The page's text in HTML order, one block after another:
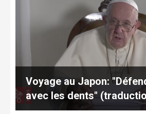
Voyage au Japon:
avec les dents"